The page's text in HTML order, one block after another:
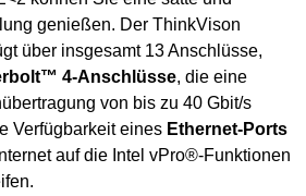
genießen. Der ThinkVison
über insgesamt 13 Anschlüsse,
4-Anschlüsse, die eine
von bis zu 40 Gbit/s
Verfügbarkeit eines Ethernet-Ports
auf die Intel vPro®-Funktionen